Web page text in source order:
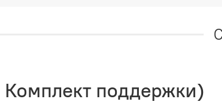
поддержки)